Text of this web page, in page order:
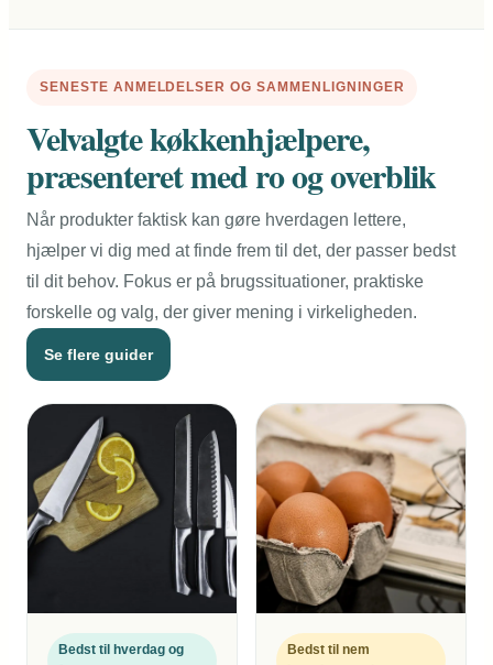
SENESTE ANMELDELSER OG SAMMENLIGNINGER
Velvalgte køkkenhjælpere,
præsenteret med ro og overblik
Når produkter faktisk kan gøre hverdagen lettere,
hjælper vi dig med at finde frem til det, der passer bedst
til dit behov. Fokus er på brugssituationer, praktiske
forskelle og valg, der giver mening i virkeligheden.
Se flere guider
Bedst til hverdag og
Bedst til nem